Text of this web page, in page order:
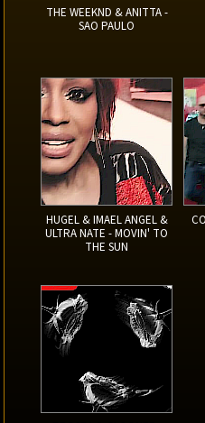
THE WEEKND & ANITTA -
SAO PAULO
HUGEL & IMAEL ANGEL &
ULTRA NATE - MOVIN' TO
THE SUN